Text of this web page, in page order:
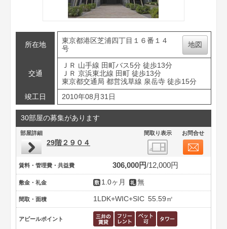
所在地
東京都港区芝浦四丁目１６番１４
号
地図
交通
ＪＲ 山手線 田町バス5分 徒歩13分
ＪＲ 京浜東北線 田町 徒歩13分
東京都交通局 都営浅草線 泉岳寺 徒歩15分
竣工日
2010年08月31日
30部屋の募集があります
部屋詳細 間取り表示 お問合せ
29階２９０４
賃料・管理費・共益費 306,000円 12,000円
敷金・礼金 1.0ヶ月 無
間取・面積 1LDK+WIC+SIC 55.59㎡
アピールポイント